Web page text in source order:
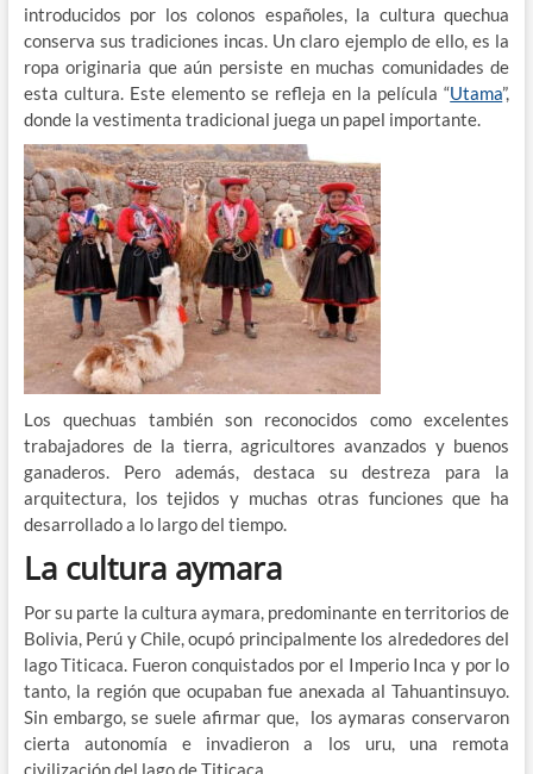
introducidos por los colonos españoles, la cultura quechua
conserva sus tradiciones incas. Un claro ejemplo de ello, es la
ropa originaria que aún persiste en muchas comunidades de
esta cultura. Este elemento se refleja en la película “Utama”,
donde la vestimenta tradicional juega un papel importante.
Los quechuas también son reconocidos como excelentes
trabajadores de la tierra, agricultores avanzados y buenos
ganaderos. Pero además, destaca su destreza para la
arquitectura, los tejidos y muchas otras funciones que ha
desarrollado a lo largo del tiempo.
La cultura aymara
Por su parte la cultura aymara, predominante en territorios de
Bolivia, Perú y Chile, ocupó principalmente los alrededores del
lago Titicaca. Fueron conquistados por el Imperio Inca y por lo
tanto, la región que ocupaban fue anexada al Tahuantinsuyo.
Sin embargo, se suele afirmar que, los aymaras conservaron
cierta autonomía e invadieron a los uru, una remota
civilización del lago de Titicaca.